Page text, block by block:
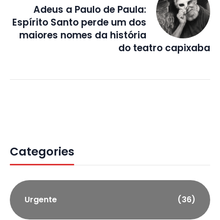
Adeus a Paulo de Paula:
Espírito Santo perde um dos
maiores nomes da história
do teatro capixaba
Categories
Urgente (36)